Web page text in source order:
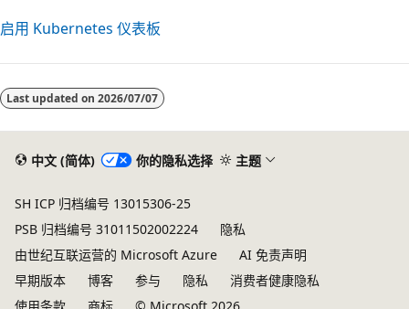
启用 Kubernetes 仪表板
Last updated on 2026/07/07
中文 (简体) 你的隐私选择 主题
SH ICP 归档编号 13015306-25
PSB 归档编号 31011502002224
隐私
由世纪互联运营的 Microsoft Azure
AI 免责声明
早期版本
博客 参与 隐私
消费者健康隐私